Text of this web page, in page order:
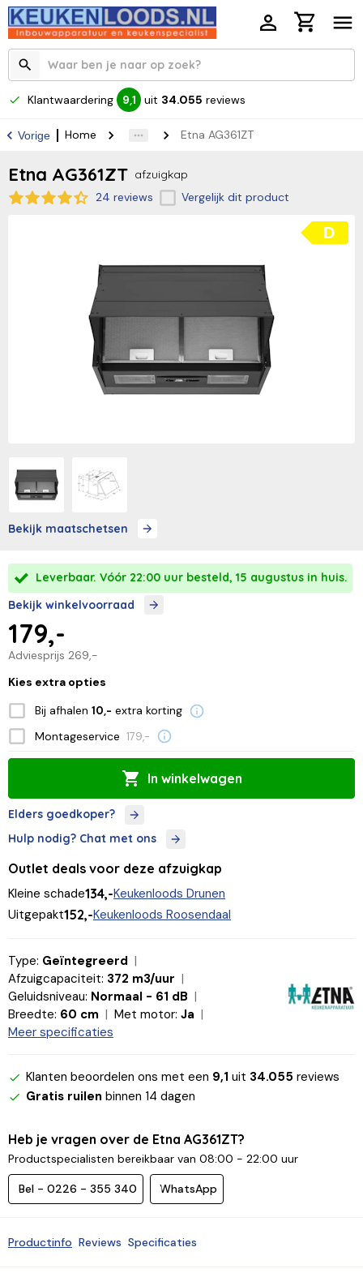
Klantwaardering 9,1 uit 34.055 reviews
Vorige Home Etna AG361ZT
Etna AG361ZT afzuigkap
24 reviews
Vergelijk dit product
D
Bekijk maatschetsen
Leverbaar. Vóór 22:00 uur besteld, 15 augustus in huis.
Bekijk winkelvoorraad
Adviesprijs 269,-
179,-
Kies extra opties
Bij afhalen 10,- extra korting
Montageservice 179,-
In winkelwagen
Elders goedkoper?
Hulp nodig? Chat met ons
Outlet deals voor deze afzuigkap
Kleine schade134,-Keukenloods Drunen
Uitgepakt152,-Keukenloods Roosendaal
Type: Geïntegreerd
Afzuigcapaciteit: 372 m3/uur
Geluidsniveau: Normaal - 61 dB
Breedte: 60 cm Met motor: Ja
Meer specificaties
Klanten beoordelen ons met een 9,1 uit 34.055 reviews
Gratis ruilen binnen 14 dagen
Heb je vragen over de Etna AG361ZT?
Productspecialisten bereikbaar van 08:00 - 22:00 uur
Bel - 0226 - 355 340 WhatsApp
Productinfo Reviews Specificaties